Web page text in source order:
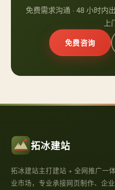
免费需求沟通 · 48 小时内
上
免费咨询
拓冰建站
拓冰建站主打建站 + 全网推广一
业市场，专业承接网页制作、企